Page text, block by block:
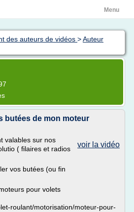
Menu
des auteurs de vidéos >Auteur
butées de mon moteur
voir la vidéo
valables sur nos
( filaires et radios
vos butées (ou fin
pour volets
roulant/motorisation/moteur-pour-